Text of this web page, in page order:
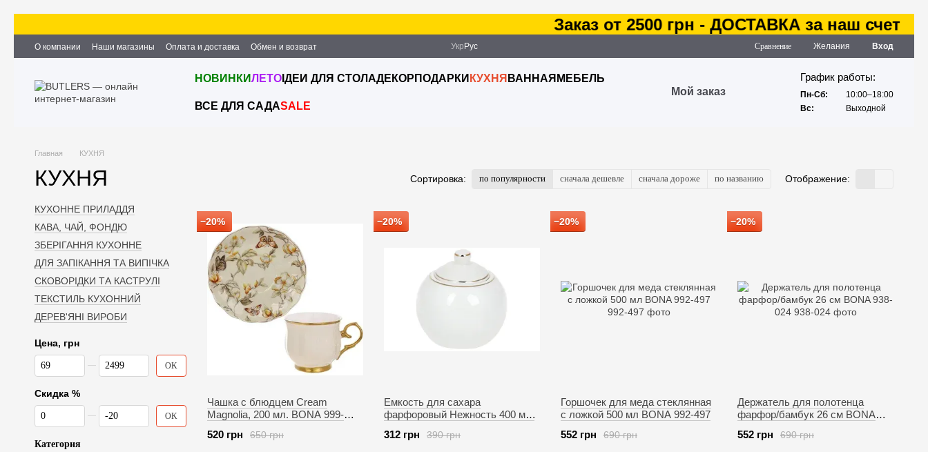
Заказ от 2500 грн - ДОСТАВКА за наш счет
О компании Наши магазины Оплата и доставка
Обмен и возврат
Партнёрство и сотрудничество
Вакансии Контактная информация
Укр Рус Сравнение Желания Вход
НОВИНКИЛЕТО ІДЕИ ДЛЯ СТОЛАДЕКОР ПОДАРКИ КУХНЯ ВАННАЯ МЕБЕЛЬ
ВСЕ ДЛЯ САДАSALE
Мой заказ
График работы:
Пн-Сб:
10:00–18:00
Вс:
Выходной
Главная КУХНЯ
КУХНЯ Сортировка: по популярности сначала дешевле сначала дороже по названию Отображение:
−20%
Чашка с блюдцем Cream
Magnolia, 200 мл. BONA 999-
650 грн
520 грн
−20%
Емкость для сахара
фарфоровый Нежность 400 мл.
390 грн
312 грн
−20%
Горшочек для меда стеклянная
с ложкой 500 мл BONA 992-497
690 грн
552 грн
−20%
Держатель для полотенца
фарфор/бамбук 26 см BONA
690 грн
552 грн
КУХОННЕ ПРИЛАДДЯ
КАВА, ЧАЙ, ФОНДЮ
ЗБЕРІГАННЯ КУХОННЕ
ДЛЯ ЗАПІКАННЯ ТА ВИПІЧКА
СКОВОРІДКИ ТА КАСТРУЛІ
ТЕКСТИЛЬ КУХОННИЙ
ДЕРЕВ'ЯНІ ВИРОБИ
Цена, грн
От Цена, грн
До Цена, грн OK
Скидка %
От Скидка %
До Скидка % OK
Категория